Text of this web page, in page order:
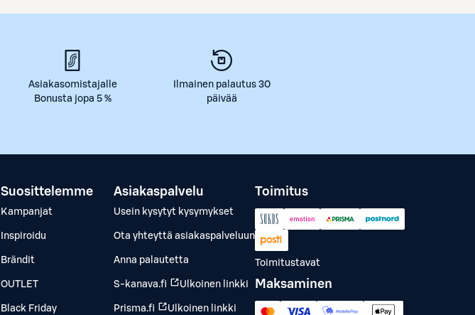
Asiakasomistajalle
Bonusta jopa 5 %
Ilmainen palautus 30
päivää
Suosittelemme
Kampanjat
Inspiroidu
Brändit
OUTLET
Black Friday
Asiakaspalvelu
Usein kysytyt kysymykset
Ota yhteyttä asiakaspalveluun
Anna palautetta
S-kanava.fi Ulkoinen linkki
Prisma.fi Ulkoinen linkki
Toimitus
Toimitustavat
Maksaminen